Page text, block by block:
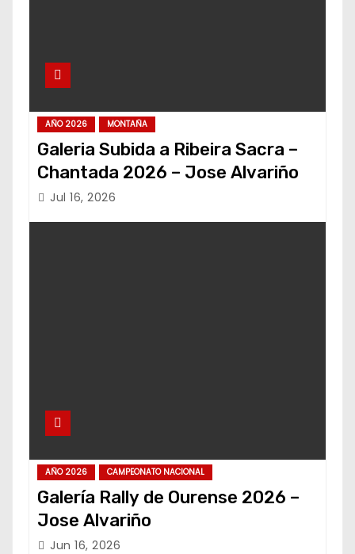
AÑO 2026 MONTAÑA
Galeria Subida a Ribeira Sacra –
Chantada 2026 – Jose Alvariño
Jul 16, 2026
AÑO 2026 CAMPEONATO NACIONAL
Galería Rally de Ourense 2026 –
Jose Alvariño
Jun 16, 2026